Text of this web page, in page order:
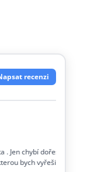
recenzi
chybí dořešit i
bych vyřešil